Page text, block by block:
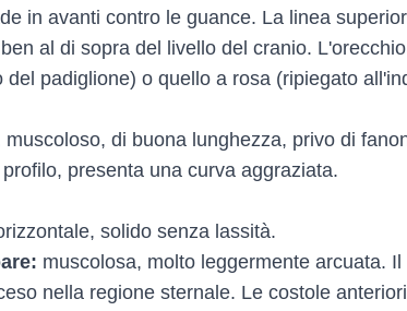
in avanti contro le guance. La linea
al di sopra del livello del cranio.
del padiglione) o quello a rosa (ripiegato
muscoloso, di buona lunghezza, privo di
presenta una curva aggraziata.
solido senza lassità.
muscolosa, molto leggermente arcuata.
nella regione sternale. Le costole